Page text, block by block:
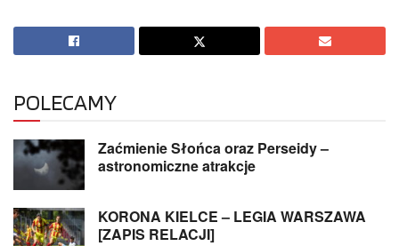
POLECAMY
Zaćmienie Słońca oraz Perseidy –
astronomiczne atrakcje
KORONA KIELCE – LEGIA WARSZAWA
[ZAPIS RELACJI]